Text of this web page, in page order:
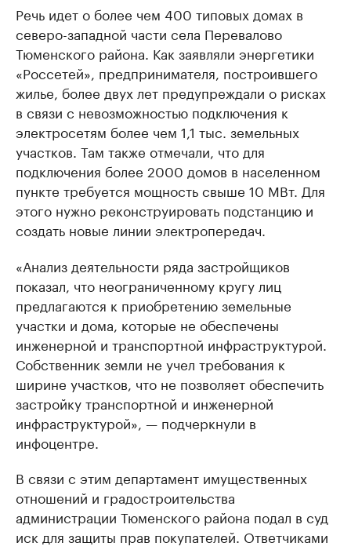
Речь идет о более чем 400 типовых домах в
северо-западной части села Перевалово
Тюменского района. Как заявляли энергетики
«Россетей», предпринимателя, построившего
жилье, более двух лет предупреждали о рисках
в связи с невозможностью подключения к
электросетям более чем 1,1 тыс. земельных
участков. Там также отмечали, что для
подключения более 2000 домов в населенном
пункте требуется мощность свыше 10 МВт. Для
этого нужно реконструировать подстанцию и
создать новые линии электропередач.
«Анализ деятельности ряда застройщиков
показал, что неограниченному кругу лиц
предлагаются к приобретению земельные
участки и дома, которые не обеспечены
инженерной и транспортной инфраструктурой.
Собственник земли не учел требования к
ширине участков, что не позволяет обеспечить
застройку транспортной и инженерной
инфраструктурой», — подчеркнули в
инфоцентре.
В связи с этим департамент имущественных
отношений и градостроительства
администрации Тюменского района подал в суд
иск для защиты прав покупателей. Ответчиками